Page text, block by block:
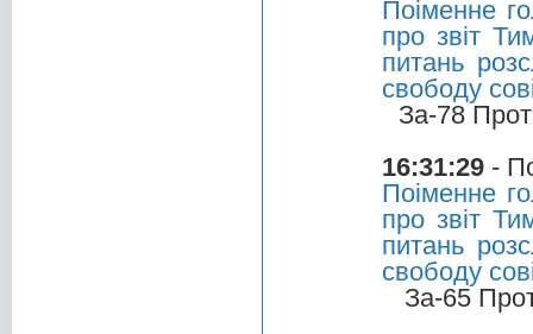
Поіменне
про звіт
питань
свободу
За-78
16:31:29 -
Поіменне
про звіт
питань
свободу
За-65